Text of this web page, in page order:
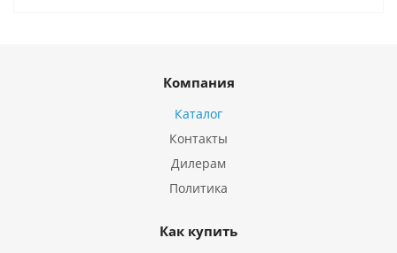
Компания
Каталог
Контакты
Дилерам
Политика
Как купить